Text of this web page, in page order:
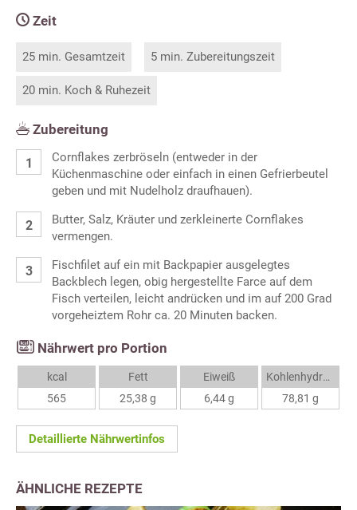
Zeit
25 min. Gesamtzeit 5 min. Zubereitungszeit
20 min. Koch & Ruhezeit
Zubereitung
Cornflakes zerbröseln (entweder in der
Küchenmaschine oder einfach in einen Gefrierbeutel
geben und mit Nudelholz draufhauen).
Butter, Salz, Kräuter und zerkleinerte Cornflakes
vermengen.
Fischfilet auf ein mit Backpapier ausgelegtes
Backblech legen, obig hergestellte Farce auf dem
Fisch verteilen, leicht andrücken und im auf 200 Grad
vorgeheiztem Rohr ca. 20 Minuten backen.
Nährwert pro Portion
kcal
565
Fett
25,38 g
Eiweiß
6,44 g
Kohlenhydrate
78,81 g
Detaillierte Nährwertinfos
ÄHNLICHE REZEPTE